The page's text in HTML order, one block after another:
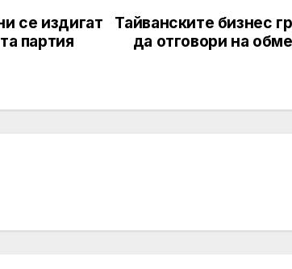
Тайванските бизнес
да отговори на
се издигат
партия